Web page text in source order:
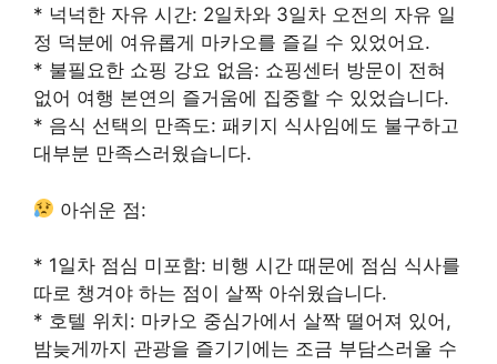
* 넉넉한 자유 시간: 2일차와 3일차 오전의 자유 일
정 덕분에 여유롭게 마카오를 즐길 수 있었어요.
* 불필요한 쇼핑 강요 없음: 쇼핑센터 방문이 전혀
없어 여행 본연의 즐거움에 집중할 수 있었습니다.
* 음식 선택의 만족도: 패키지 식사임에도 불구하고
대부분 만족스러웠습니다.
아쉬운 점:
* 1일차 점심 미포함: 비행 시간 때문에 점심 식사를
따로 챙겨야 하는 점이 살짝 아쉬웠습니다.
* 호텔 위치: 마카오 중심가에서 살짝 떨어져 있어,
밤늦게까지 관광을 즐기기에는 조금 부담스러울 수